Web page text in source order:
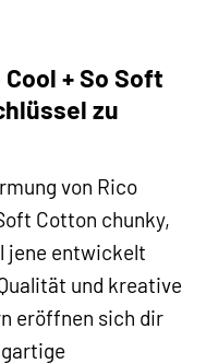
+ So Soft
zu
von Rico
Cotton chunky,
jene entwickelt
und kreative
eröffnen sich dir